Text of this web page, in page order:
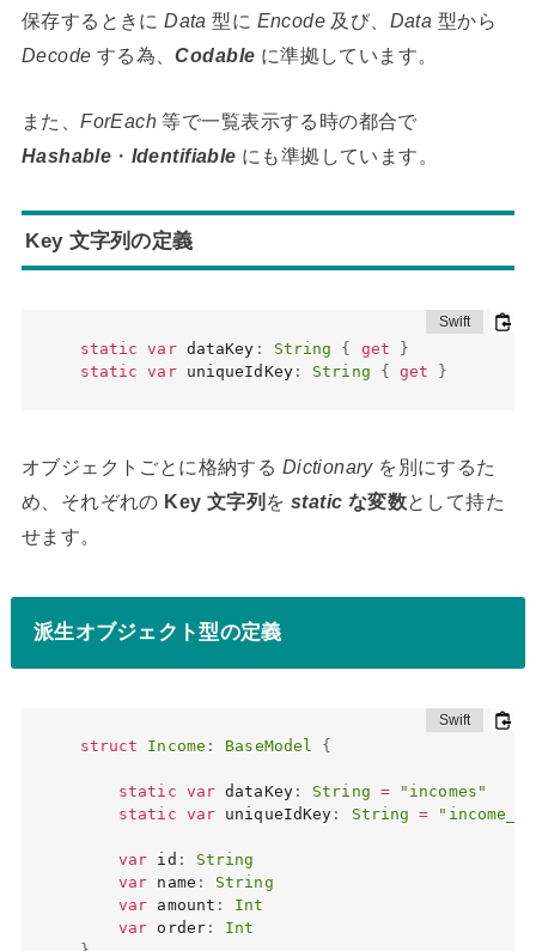
保存するときに Data 型に Encode 及び、 Data 型から
Decode する為、Codable に準拠しています。
また、ForEach 等で一覧表示する時の都合で
Hashable ・ Identifiable にも準拠しています。
Key 文字列の定義
static var dataKey : String { get
}
static
var uniqueIdKey: String { get }
オブジェクトごとに格納する Dictionaryを別にするた
め、それぞれの Key 文字列 を static な変数として持た
せます。
派生オブジェクト型の定義
struct Income : BaseModel {
static var dataKey: String =
"incomes"
static var uniqueIdKey : String =
var id :
String
var name :
String
var amount :
Int
var order:
Int